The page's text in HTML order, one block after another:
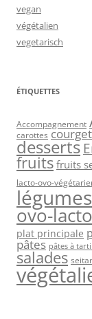
vegan
végétalien
vegetarisch
ÉTIQUETTES
Accompagnement
carottes
desserts
fruits fruits
lacto-ovo-
légumes
ovo-
plat principale
pâtes pâtes à
salades